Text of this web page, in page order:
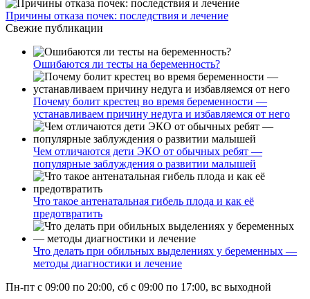
Причины отказа почек: последствия и лечение
Свежие публикации
Ошибаются ли тесты на беременность?
Почему болит крестец во время беременности —
устанавливаем причину недуга и избавляемся от него
Чем отличаются дети ЭКО от обычных ребят —
популярные заблуждения о развитии малышей
Что такое антенатальная гибель плода и как её
предотвратить
Что делать при обильных выделениях у беременных —
методы диагностики и лечение
Пн-пт с 09:00 по 20:00, сб с 09:00 по 17:00, вс выходной